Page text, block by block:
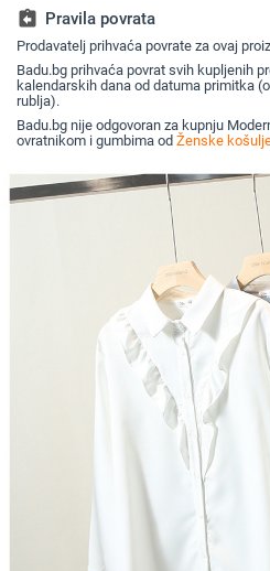
assignment_return Pravila povrata
Prodavatelj prihvaća povrate za ovaj
Badu.bg prihvaća povrat svih kupljenih
kalendarskih dana od datuma primitka
rublja).
Badu.bg nije odgovoran za kupnju
ovratnikom i gumbima od Ženske